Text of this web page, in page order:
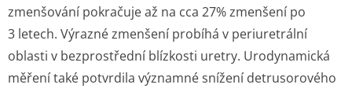
zmenšování pokračuje až na cca 27% zmenšení po
3 letech. Výrazné zmenšení probíhá v periuretrální
oblasti v bezprostřední blízkosti uretry. Urodynamická
měření také potvrdila významné snížení detrusorového